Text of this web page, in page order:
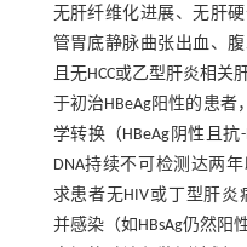
无肝纤维化进展、无肝
管胃底静脉曲张出血、
且无HCC或乙型肝炎相
于初治HBeAg阳性的患者
学转换（HBeAg阴性且
DNA持续不可检测达两
求患者无HIV或丁型肝炎
并感染（如HBsAg仍然阳